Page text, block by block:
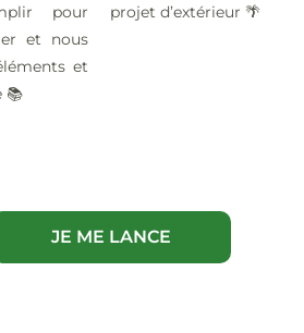
pour
et nous
et
📚
projet d’extérieur 🌴
JE ME LANCE